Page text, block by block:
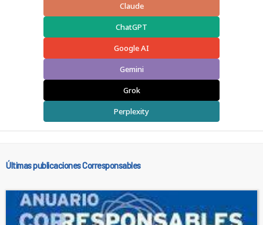
Claude
ChatGPT
Google AI
Gemini
Grok
Perplexity
Últimas publicaciones Corresponsables